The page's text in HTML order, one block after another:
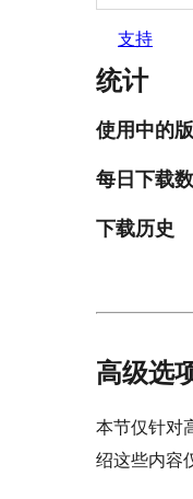
支持
统计
使用中的
每日下载数
下载历史
高级选
本节仅针对
绍这些内容